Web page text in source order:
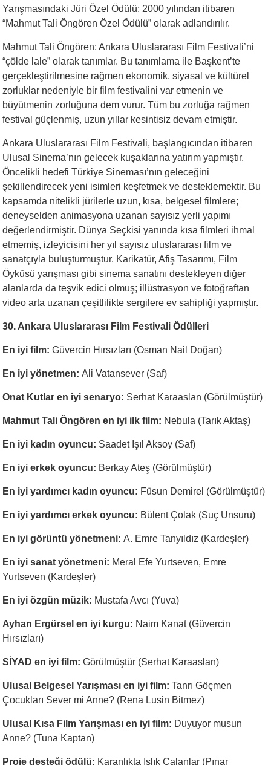
Yarışmasındaki Jüri Özel Ödülü; 2000 yılından itibaren
“Mahmut Tali Öngören Özel Ödülü” olarak adlandırılır.
Mahmut Tali Öngören; Ankara Uluslararası Film Festivali’ni
“çölde lale” olarak tanımlar. Bu tanımlama ile Başkent’te
gerçekleştirilmesine rağmen ekonomik, siyasal ve kültürel
zorluklar nedeniyle bir film festivalini var etmenin ve
büyütmenin zorluğuna dem vurur. Tüm bu zorluğa rağmen
festival güçlenmiş, uzun yıllar kesintisiz devam etmiştir.
Ankara Uluslararası Film Festivali, başlangıcından itibaren
Ulusal Sinema’nın gelecek kuşaklarına yatırım yapmıştır.
Öncelikli hedefi Türkiye Sineması’nın geleceğini
şekillendirecek yeni isimleri keşfetmek ve desteklemektir. Bu
kapsamda nitelikli jürilerle uzun, kısa, belgesel filmlere;
deneyselden animasyona uzanan sayısız yerli yapımı
değerlendirmiştir. Dünya Seçkisi yanında kısa filmleri ihmal
etmemiş, izleyicisini her yıl sayısız uluslararası film ve
sanatçıyla buluşturmuştur. Karikatür, Afiş Tasarımı, Film
Öyküsü yarışması gibi sinema sanatını destekleyen diğer
alanlarda da teşvik edici olmuş; illüstrasyon ve fotoğraftan
video arta uzanan çeşitlilikte sergilere ev sahipliği yapmıştır.
30. Ankara Uluslararası Film Festivali Ödülleri
En iyi film:Güvercin Hırsızları (Osman Nail Doğan)
En iyi yönetmen:Ali Vatansever (Saf)
Onat Kutlar en iyi senaryo: Serhat Karaaslan (Görülmüştür)
Mahmut Tali Öngören en iyi ilk film: Nebula (Tarık Aktaş)
En iyi kadın oyuncu: Saadet Işıl Aksoy (Saf)
En iyi erkek oyuncu: Berkay Ateş (Görülmüştür)
En iyi yardımcı kadın oyuncu: Füsun Demirel (Görülmüştür)
En iyi yardımcı erkek oyuncu: Bülent Çolak (Suç Unsuru)
En iyi görüntü yönetmeni:A. Emre Tanyıldız (Kardeşler)
En iyi sanat yönetmeni: Meral Efe Yurtseven, Emre
Yurtseven (Kardeşler)
En iyi özgün müzik: Mustafa Avcı (Yuva)
Ayhan Ergürsel en iyi kurgu: Naim Kanat (Güvercin
Hırsızları)
SİYAD en iyi film:Görülmüştür (Serhat Karaaslan)
Ulusal Belgesel Yarışması en iyi film: Tanrı Göçmen
Çocukları Sever mi Anne? (Rena Lusin Bitmez)
Ulusal Kısa Film Yarışması en iyi film: Duyuyor musun
Anne? (Tuna Kaptan)
Proje desteği ödülü: Karanlıkta Islık Çalanlar (Pınar